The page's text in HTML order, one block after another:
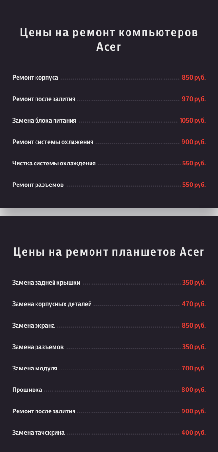
Цены на ремонт компьютеров
Acer
Ремонт корпуса 850 руб.
Ремонт после залития 970 руб.
Замена блока питания 1050 руб.
Ремонт системы охлажения 900 руб.
Чистка системы охлаждения 550 руб.
Ремонт разъемов 550 руб.
Цены на ремонт планшетов Acer
Замена задней крышки 350 руб.
Замена корпусных деталей 470 руб.
Замена экрана 850 руб.
Замена разъемов 350 руб.
Замена модуля 700 руб.
Прошивка 800 руб.
Ремонт после залития 900 руб.
Замена тачскрина 400 руб.